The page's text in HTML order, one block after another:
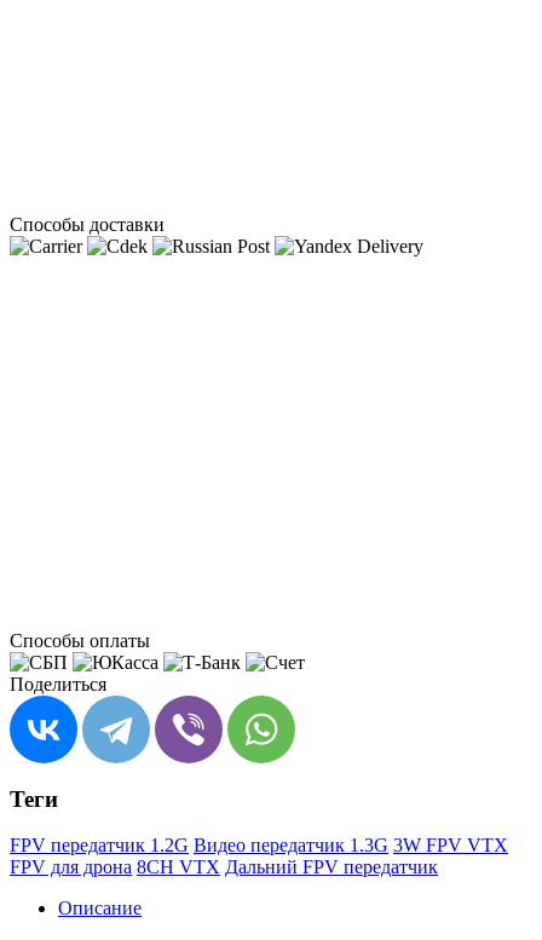
Способы доставки
Способы оплаты
Поделиться
Теги
FPV передатчик 1.2G Видео передатчик 1.3G 3W FPV VTX
FPV для дрона 8CH VTX Дальний FPV передатчик
Описание